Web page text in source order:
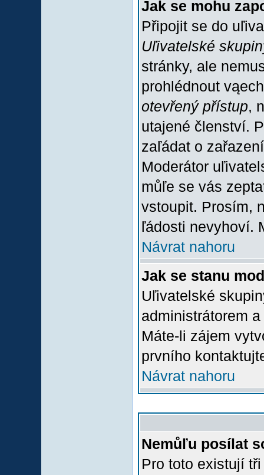
Jak se mohu
Připojit se do
Uľivatelské
stránky, ale
prohlédnout
otevřený přístup,
utajené členství.
zaľádat o
Moderátor
můľe se vás
vstoupit. Prosím,
ľádosti nevyhoví.
Návrat nahoru
Jak se stanu
Uľivatelské
administrátorem
Máte-li zájem
prvního
Návrat nahoru
Nemůľu posílat
Pro toto existují